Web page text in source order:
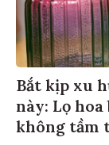
Bắt kịp xu
này: Lọ
không tầm